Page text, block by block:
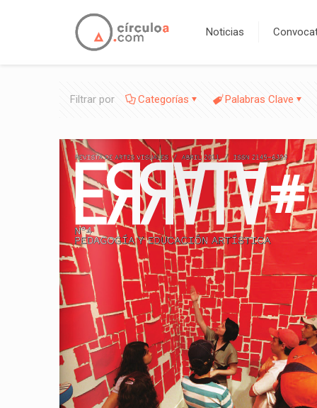
Noticias
Filtrar por Categorías Palabras Clave